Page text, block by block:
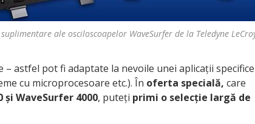
ale osciloscoapelor WaveSurfer de la Teledyne
astfel pot fi adaptate la nevoile unei aplicații specifice
cu microprocesoare etc.). În oferta specială, care
și WaveSurfer 4000, puteți primi o selecție largă de